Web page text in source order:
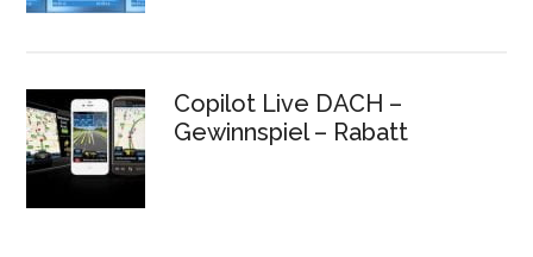
Copilot Live DACH –
Gewinnspiel – Rabatt